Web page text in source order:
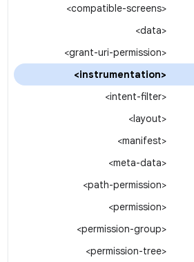
<compatible-screens>
<data>
<grant-uri-permission>
<instrumentation>
<intent-filter>
<layout>
<manifest>
<meta-data>
<path-permission>
<permission>
<permission-group>
<permission-tree>